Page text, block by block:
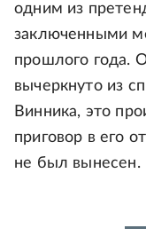
одним из
заключенными
прошлого года.
вычеркнуто из
Винника, это
приговор в его
не был вынесен.